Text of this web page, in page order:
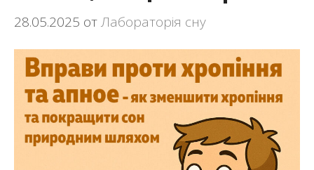
28.05.2025 отЛабораторія сну